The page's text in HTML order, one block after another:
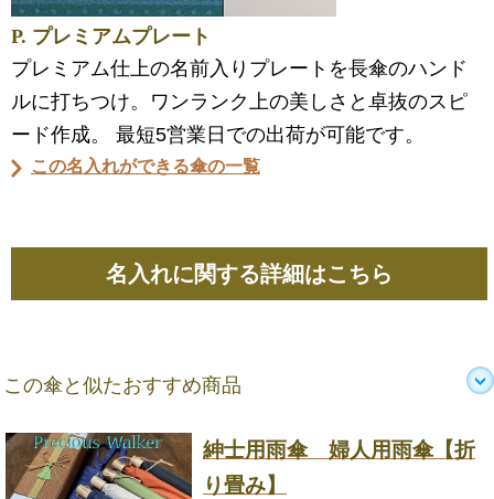
P. プレミアムプレート
プレミアム仕上の名前入りプレートを長傘のハンド
ルに打ちつけ。ワンランク上の美しさと卓抜のスピ
ード作成。 最短5営業日での出荷が可能です。
この名入れができる傘の一覧
名入れに関する詳細はこちら
この傘と似たおすすめ商品
紳士用雨傘 婦人用雨傘【折
り畳み】